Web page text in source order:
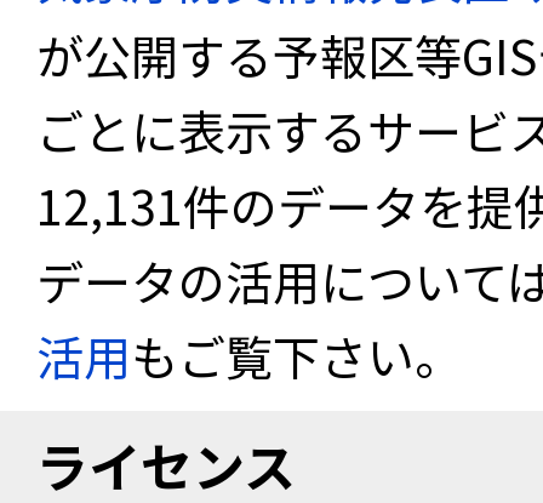
が公開する予報区等
ごとに表示するサービ
12,131件のデータを提
データの活用について
活用もご覧下さい。
ライセンス